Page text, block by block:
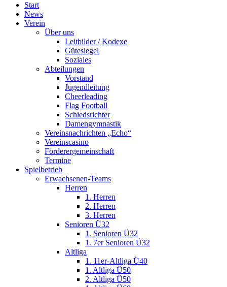
Start
News
Verein
Über uns
Leitbilder / Kodexe
Gütesiegel
Soziales
Abteilungen
Vorstand
Jugendleitung
Cheerleading
Flag Football
Schiedsrichter
Damengymnastik
Vereinsnachrichten „Echo“
Vereinscasino
Förderergemeinschaft
Termine
Spielbetrieb
Erwachsenen-Teams
Herren
1. Herren
2. Herren
3. Herren
Senioren Ü32
1. Senioren Ü32
1. 7er Senioren Ü32
Altliga
1. 11er-Altliga Ü40
1. Altliga Ü50
2. Altliga Ü50